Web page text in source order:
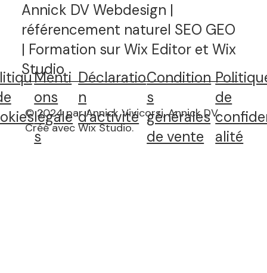
Annick DV Webdesign |
référencement naturel SEO GEO
| Formation sur Wix Editor et Wix
Studio
Menti
ons
légale
s
Déclaratio
n
d'activité
de
alité
Condition
s
générales
de vente
© 2024 par Annick Vivicorsi, Annick DV.
Créé avec Wix Studio.